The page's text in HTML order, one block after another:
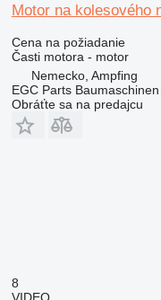
Motor na kolesového
Cena na požiadanie
Časti motora - motor
Nemecko, Ampfing
EGC Parts
Obráťte sa na predajcu
8